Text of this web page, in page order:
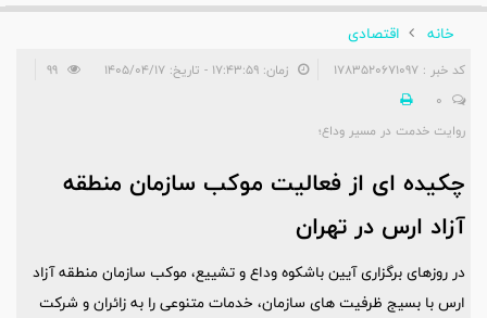
وضعیت
ناوبری
خانه
اقتصادی
کد خبر : 1783520671097 زمان: ۱۷:۴۳:۵۹ - تاریخ: ۱۴۰۵/۰۴/۱۷
0
روایت خدمت در مسیر وداع؛
چکیده ای از فعالیت موکب سازمان منطقه
آزاد ارس در تهران
در روزهای برگزاری آیین باشکوه وداع و تشییع، موکب سازمان منطقه آزاد
ارس با بسیج ظرفیت‌ های سازمان، خدمات متنوعی را به زائران و شرکت‌